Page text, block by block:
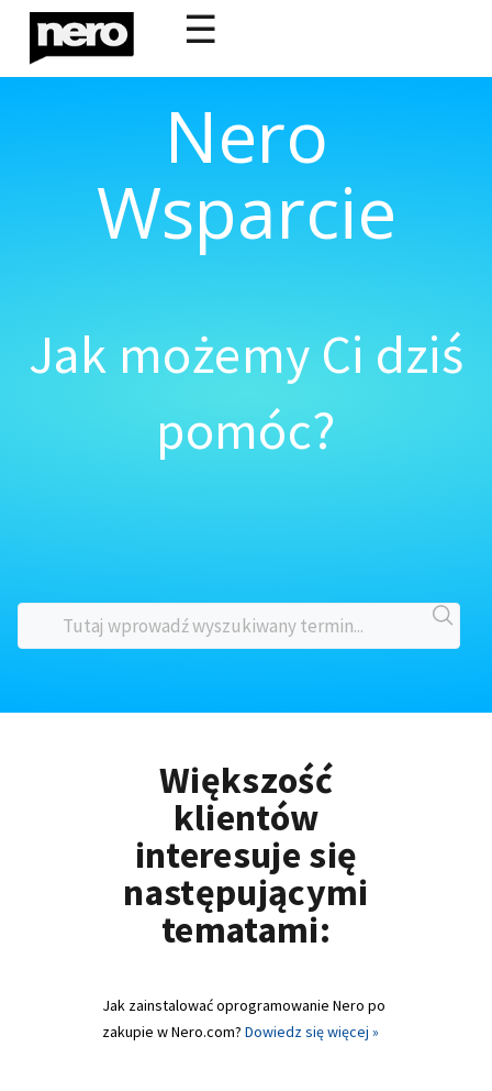
☰
Nero
Wsparcie
Jak możemy Ci dziś
pomóc?
Większość
klientów
interesuje się
następującymi
tematami:
Jak zainstalować oprogramowanie Nero po
zakupie w Nero.com? Dowiedz się więcej »